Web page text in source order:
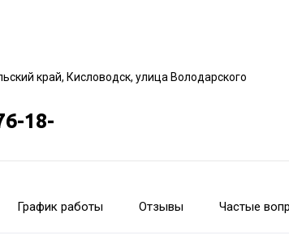
край, Кисловодск, улица Володарского
18-
График работы Отзывы Частые